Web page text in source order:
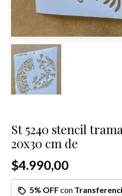
St 5240 stencil
20x30 cm de
$4.990,00
5% OFFcon